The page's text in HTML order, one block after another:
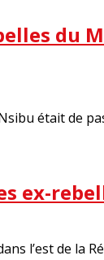
du
était de
ex-
l’est de la